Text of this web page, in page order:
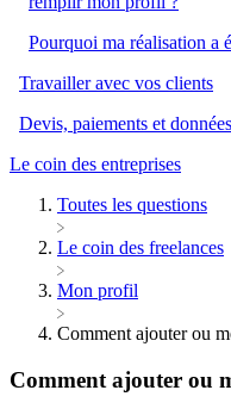
Pourquoi ma réalisation a
Travailler avec vos clients
Devis, paiements et
Le coin des entreprises
Toutes les questions
​Le coin des freelances
​Mon profil
Comment ajouter ou
Comment ajouter ou